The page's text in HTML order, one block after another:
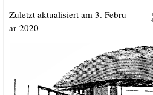
Zuletzt aktua­li­siert am 3. Febru­
ar 2020